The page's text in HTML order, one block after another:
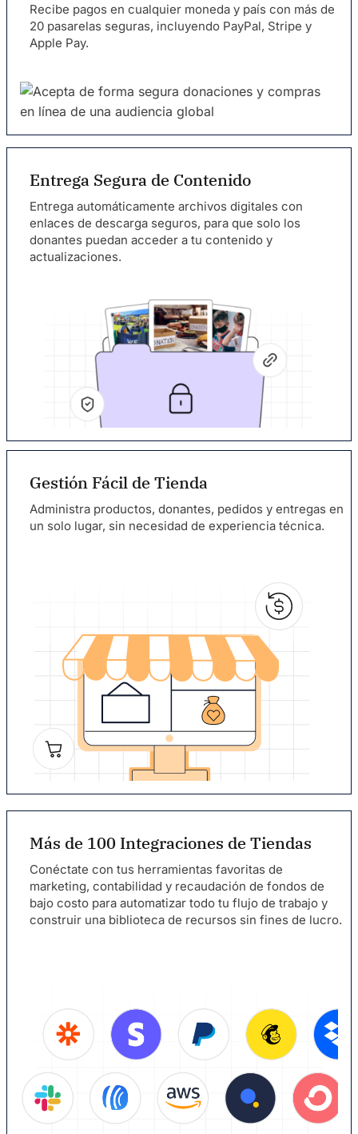
Recibe pagos en cualquier moneda y país con más de
20 pasarelas seguras, incluyendo PayPal, Stripe y
Apple Pay.
Entrega Segura de Contenido
Entrega automáticamente archivos digitales con
enlaces de descarga seguros, para que solo los
donantes puedan acceder a tu contenido y
actualizaciones.
Gestión Fácil de Tienda
Administra productos, donantes, pedidos y entregas en
un solo lugar, sin necesidad de experiencia técnica.
Más de 100 Integraciones de Tiendas
Conéctate con tus herramientas favoritas de
marketing, contabilidad y recaudación de fondos de
bajo costo para automatizar todo tu flujo de trabajo y
construir una biblioteca de recursos sin fines de lucro.